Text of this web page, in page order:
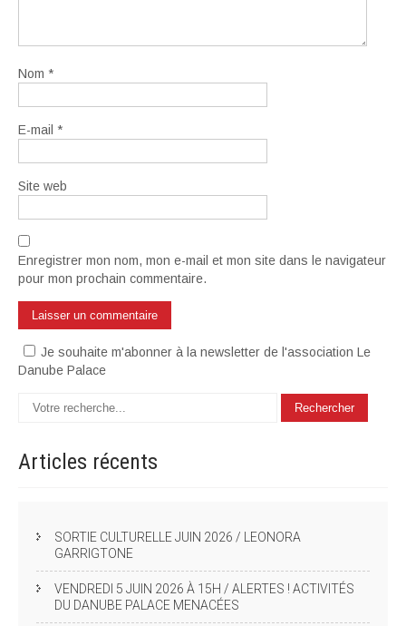
Nom *
E-mail *
Site web
Enregistrer mon nom, mon e-mail et mon site dans le navigateur
pour mon prochain commentaire.
Je souhaite m'abonner à la newsletter de l'association Le
Danube Palace
Articles récents
SORTIE CULTURELLE JUIN 2026 / LEONORA
GARRIGTONE
VENDREDI 5 JUIN 2026 À 15H / ALERTES ! ACTIVITÉS
DU DANUBE PALACE MENACÉES